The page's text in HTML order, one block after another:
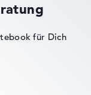
für Dich